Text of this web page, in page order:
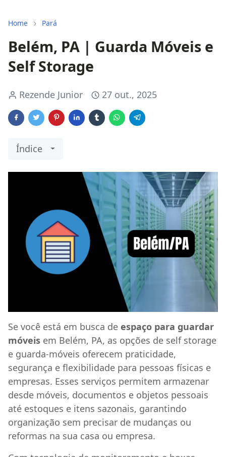
Home Pará
Belém, PA | Guarda Móveis e
Self Storage
Rezende Junior 27 out., 2025
Índice
Se você está em busca de espaço para guardar
móveis em Belém, PA, as opções de self storage
e guarda-móveis oferecem praticidade,
segurança e flexibilidade para pessoas físicas e
empresas. Esses serviços permitem armazenar
desde móveis, documentos e objetos pessoais
até estoques e itens sazonais, garantindo
organização sem precisar de mudanças ou
reformas na sua casa ou empresa.